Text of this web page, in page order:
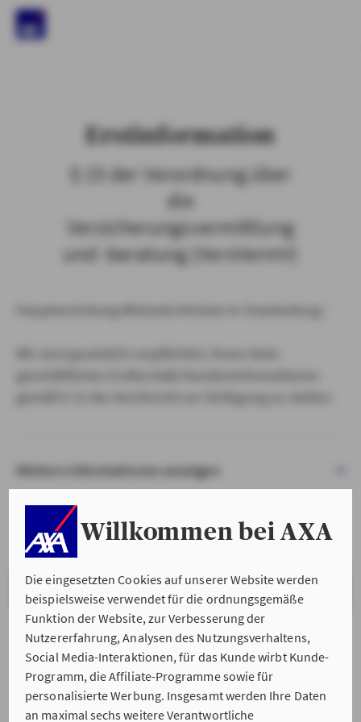
Willkommen bei AXA
Die eingesetzten Cookies auf unserer Website werden
beispielsweise verwendet für die ordnungsgemäße
Funktion der Website, zur Verbesserung der
Nutzererfahrung, Analysen des Nutzungsverhaltens,
Social Media-Interaktionen, für das Kunde wirbt Kunde-
Programm, die Affiliate-Programme sowie für
personalisierte Werbung. Insgesamt werden Ihre Daten
an maximal sechs weitere Verantwortliche
Erstinformation
§ 15 der Verordnung über
die
Versicherungsvermittlung
und -beratung (VersVermV)
Weitere Informationen anzeigen
VERSTANDEN & WEITER